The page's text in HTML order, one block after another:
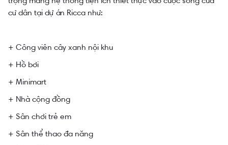
cư dân tại dự án Ricca như:
+ Công viên cây xanh nội khu
+ Hồ bơi
+ Minimart
+ Nhà cộng đồng
+ Sân chơi trẻ em
+ Sân thể thao đa năng